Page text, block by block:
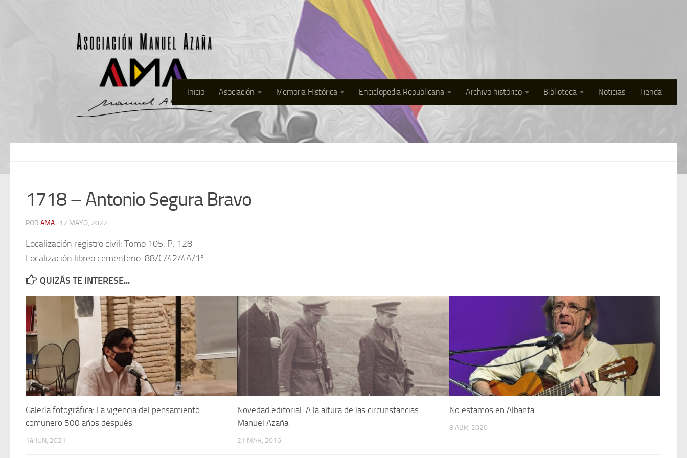
Inicio Asociación Memoria Histórica Enciclopedia Republicana Archivo histórico Biblioteca Noticias Tienda
1718 – Antonio Segura Bravo
POR AMA · 12 MAYO, 2022
Localización registro civil: Tomo 105. P. 128
Localización libreo cementerio: 88/C/42/4A/1º
QUIZÁS TE INTERESE...
Galería fotográfica: La vigencia del pensamiento
comunero 500 años después
14 JUN, 2021
Novedad editorial. A la altura de las circunstancias.
Manuel Azaña
21 MAR, 2016
No estamos en Albanta
8 ABR, 2020